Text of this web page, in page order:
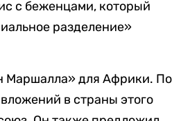
с беженцами, который
разделение»
Маршалла» для Африки. По
в страны этого